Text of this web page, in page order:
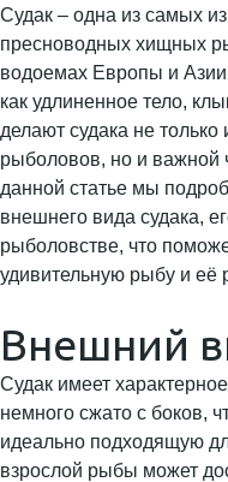
Судак – одна из самых
пресноводных хищных
водоемах Европы и
как удлиненное тело,
делают судака не
рыболовов, но и важной
данной статье мы
внешнего вида судака,
рыболовстве, что
удивительную рыбу и её
Внешний
Судак имеет
немного сжато с боков,
идеально подходящую
взрослой рыбы может